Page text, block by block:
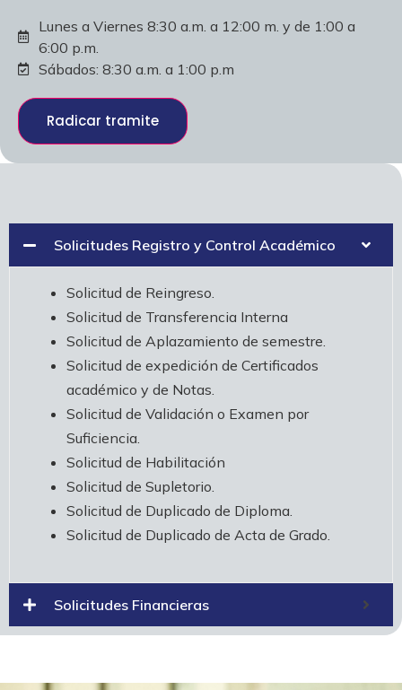
Lunes a Viernes 8:30 a.m. a 12:00 m. y de 1:00 a
6:00 p.m.
Sábados: 8:30 a.m. a 1:00 p.m
Radicar tramite
Solicitudes Registro y Control Académico
Solicitud de Reingreso.
Solicitud de Transferencia Interna
Solicitud de Aplazamiento de semestre.
Solicitud de expedición de Certificados
académico y de Notas.
Solicitud de Validación o Examen por
Suficiencia.
Solicitud de Habilitación
Solicitud de Supletorio.
Solicitud de Duplicado de Diploma.
Solicitud de Duplicado de Acta de Grado.
Solicitudes Financieras